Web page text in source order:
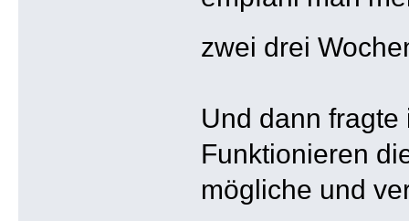
zwei drei
Und dann
Funktionieren
mögliche und